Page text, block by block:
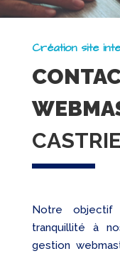
Création site
Notre objectif
tranquillité à
gestion